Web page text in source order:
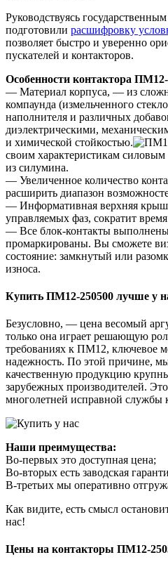
Руководствуясь
подготовили расшифровку
позволяет быстро и уверенно
пускателей и контакторов.
Особенности контактора
— Материал корпуса, — из
компаунда (измельченного
наполнителя и различных
диэлектрическими,
и химической стойкостью.
своим характеристикам
из силумина.
— Увеличенное количество
расширить диапазон
— Информативная верхняя
управляемых фаз, сократит
— Все блок-контакты выполнены
промаркированы. Вы сможете
состояние: замкнутый или
износа.
Купить ПМ12-250500 лучше у
Безусловно, — цена весомый
только она играет решающую
требованиях к ПМ12, ключевое
надежность. По этой причине,
качественную продукцию
зарубежных производителей.
многолетней исправной службы
Наши преимущества:
Во-первых это доступная цена;
Во-вторых есть заводская
В-третьих мы оперативно
Как видите, есть смысл
нас!
Цены на контакторы ПМ12-